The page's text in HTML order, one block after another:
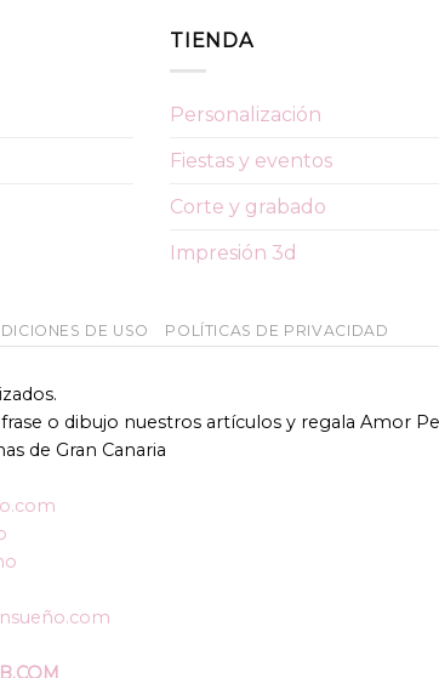
TIENDA
Personalización
Fiestas y eventos
Corte y grabado
Impresión 3d
DE USO POLÍTICAS DE PRIVACIDAD
o dibujo nuestros artículos y regala Amor
de Gran Canaria